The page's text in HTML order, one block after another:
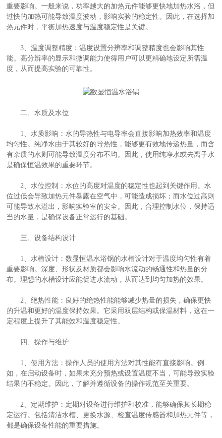
重要影响。一般来说，功率越大的加热元件能够更快地加热水浴，但
过快的加热可能导致温度波动，影响实验的稳定性。因此，在选择加
热元件时，平衡加热速度与温度稳定性是关键。
3、温度调整精度：温度设置分辨率和调整精度也会影响其性
能。高分辨率的显示和微调能力使得用户可以更精确地设定所需温
度，从而提高实验的可靠性。
二、水质及水位
1、水质影响：水的导热性与电导率会直接影响加热效率和温度
均匀性。纯净水由于其较好的导热性，能够更有效地传递热量，而含
有杂质的水则可能导致温度分布不均。因此，使用纯净水或去离子水
是确保恒温效果的重要环节。
2、水位控制：水位的高度对温度的稳定性也起到关键作用。水
位过低会导致加热元件暴露在空气中，可能造成损坏；而水位过高则
可能导致水溢出，影响实验室的安全。因此，合理控制水位，保持适
当的水量，是确保设备正常运行的基础。
三、设备结构设计
1、水槽设计：数显恒温水浴锅的水槽设计对于温度均匀性有着
重要影响。深度、形状及材质都会影响水流动的畅通性和热量的分
布。理想的水槽设计应能促进水流动，从而达到均匀加热的效果。
2、绝热性能：良好的绝热性能能够减少热量的损失，确保更快
的升温和更好的温度保持效果。它采用双层结构或保温材料，这在一
定程度上提升了其能效和温度稳定性。
四、操作与维护
1、使用方法：操作人员的使用方法对其性能有直接影响。例
如，在启动设备时，如果未充分预热或设置温度不当，可能导致实验
结果的不稳定。因此，了解并遵循设备的操作规范至关重要。
2、定期维护：定期对设备进行维护和校准，能够确保其长期稳
定运行。包括清洁水槽、更换水源、检查温度传感器和加热元件等，
都是确保设备性能的重要措施。